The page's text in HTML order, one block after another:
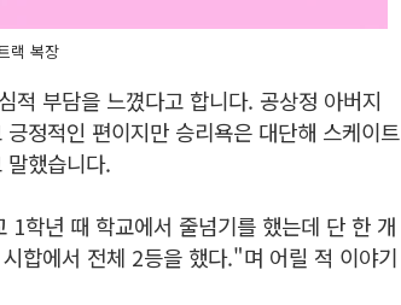
랙 복장
적 부담을 느꼈다고 합니다. 공상정 아버지
정적인 편이지만 승리욕은 대단해 스케이트
했습니다.
학년 때 학교에서 줄넘기를 했는데 단 한 개
합에서 전체 2등을 했다."며 어릴 적 이야기